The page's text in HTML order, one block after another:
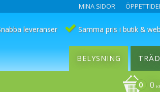
MINA SIDOR
leveranser Samma pris i butik &
0
BELYSNING